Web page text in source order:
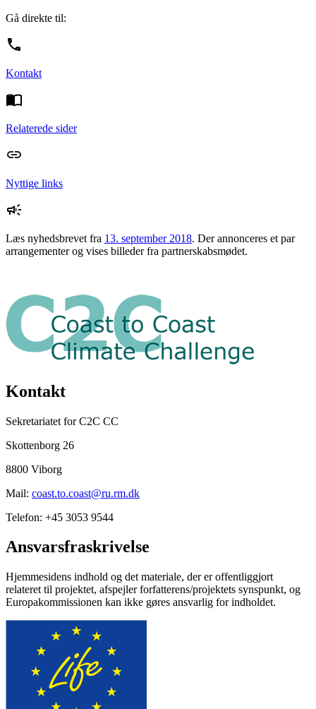
Gå direkte til:
Kontakt
Relaterede sider
Nyttige links
Læs nyhedsbrevet fra 13. september 2018. Der annonceres et par
arrangementer og vises billeder fra partnerskabsmødet.
Kontakt
Sekretariatet for C2C CC
Skottenborg 26
8800 Viborg
Mail: coast.to.coast@ru.rm.dk
Telefon: +45 3053 9544
Ansvarsfraskrivelse
Hjemmesidens indhold og det materiale, der er offentliggjort
relateret til projektet, afspejler forfatterens/projektets synspunkt, og
Europakommissionen kan ikke gøres ansvarlig for indholdet.